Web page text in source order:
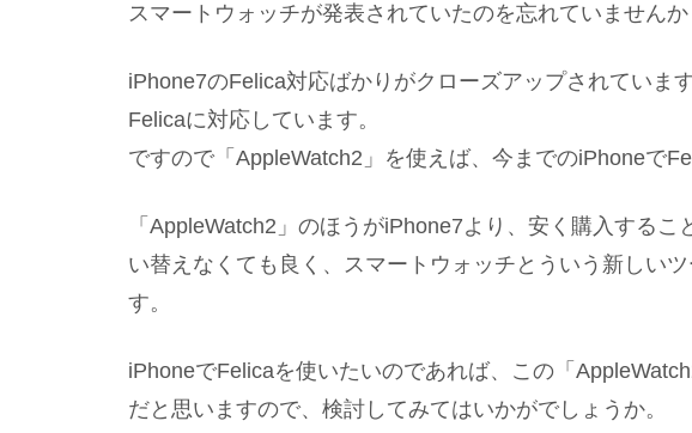
スマートウォッチが発表されていたのを忘れていませんか
iPhone7のFelica対応ばかりがクローズアップされていま
Felicaに対応しています。
ですので「AppleWatch2」を使えば、今までのiPhoneで
「AppleWatch2」のほうがiPhone7より、安く購入する
い替えなくても良く、スマートウォッチとういう新しい
す。
iPhoneでFelicaを使いたいのであれば、この「
だと思いますので、検討してみてはいかがでしょうか。